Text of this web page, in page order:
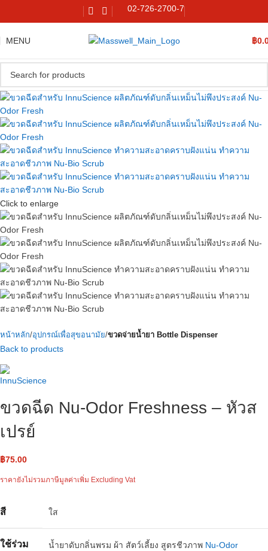
02-726-2700-7
MENU ฿
Click to enlarge
หน้าหลัก อุปกรณ์เพื่อสุขอนามัย ขวดจ่ายน้ำยา Bottle Dispenser
Back to products
ขวดฉีด Nu-Odor Freshness – หัวส
เปรย์
฿75.00
ราคายังไม่รวมภาษีมูลค่าเพิ่ม Excluding Vat
สี ใส
ใช้ร่วม
น้ำยาดับกลิ่นพรม ผ้า สัตว์เลี้ยง สูตรชีวภาพ Nu-Odor